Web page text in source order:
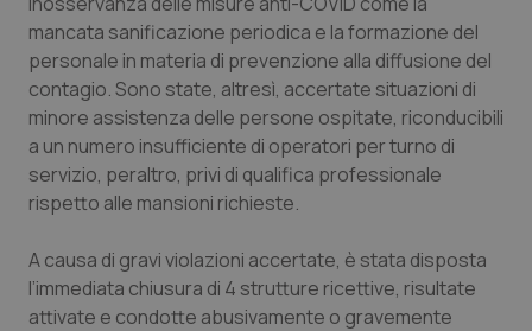
Puglia
Sardegna
Sicilia
Umbria
Malattie rare
Malattia di Crohn & Rettocolite Ulcerosa
Neuroscienze & patologie neurodegenerative
Oftalmologia
mancata sanificazione periodica e la formazione del
personale in materia di prevenzione alla diffusione del
contagio. Sono state, altresì, accertate situazioni di
minore assistenza delle persone ospitate, riconducibili
a un numero insufficiente di operatori per turno di
servizio, peraltro, privi di qualifica professionale
rispetto alle mansioni richieste.
A causa di gravi violazioni accertate, è stata disposta
l’immediata chiusura di 4 strutture ricettive, risultate
attivate e condotte abusivamente o gravemente